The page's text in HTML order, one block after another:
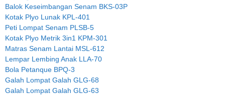
Balok Keseimbangan Senam BKS-03P
Kotak Plyo Lunak KPL-401
Peti Lompat Senam PLSB-5
Kotak Plyo Metrik 3in1 KPM-301
Matras Senam Lantai MSL-612
Lempar Lembing Anak LLA-70
Bola Petanque BPQ-3
Galah Lompat Galah GLG-68
Galah Lompat Galah GLG-63